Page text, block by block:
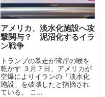
アメリカ、淡水化施設へ攻
撃関与？ 泥沼化するイラ
ン戦争
トランプの暴走が湾岸の喉を
乾かす ３月７日、アメリカが
空爆によりイランの「淡水化
施設」を破壊したと指摘され
ている。 こ...